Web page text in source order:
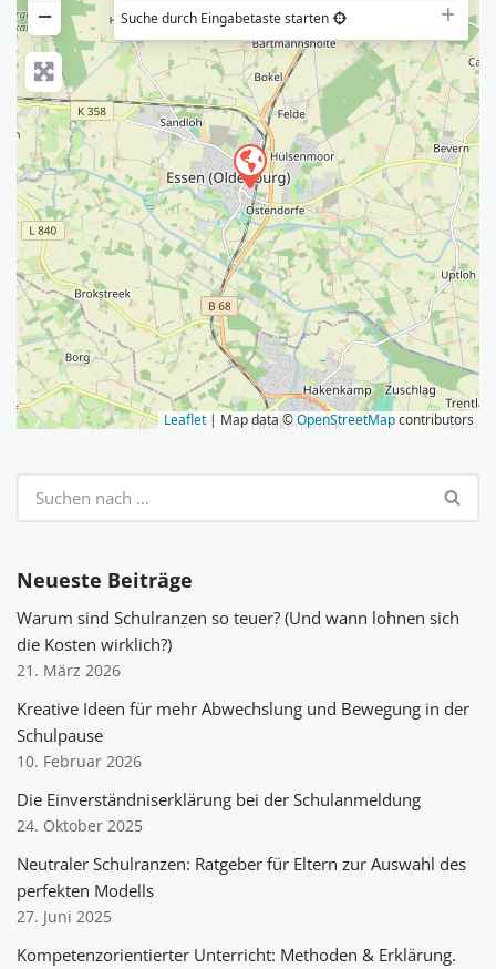
−
Suche durch Eingabetaste starten
Leaflet| Map data ©OpenStreetMapcontributors
Neueste Beiträge
Warum sind Schulranzen so teuer? (Und wann lohnen sich
die Kosten wirklich?)
21. März 2026
Kreative Ideen für mehr Abwechslung und Bewegung in der
Schulpause
10. Februar 2026
Die Einverständniserklärung bei der Schulanmeldung
24. Oktober 2025
Neutraler Schulranzen: Ratgeber für Eltern zur Auswahl des
perfekten Modells
27. Juni 2025
Kompetenzorientierter Unterricht: Methoden & Erklärung.